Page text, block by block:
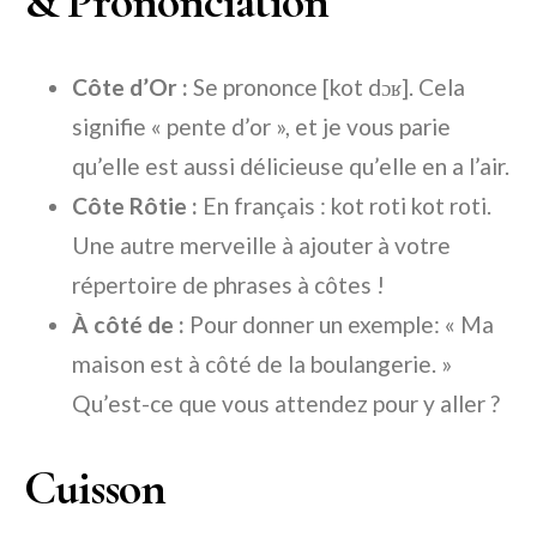
Côte d’Or : Se prononce [kot dɔʁ]. Cela
signifie « pente d’or », et je vous parie
qu’elle est aussi délicieuse qu’elle en a l’air.
Côte Rôtie : En français : kot roti kot roti.
Une autre merveille à ajouter à votre
répertoire de phrases à côtes !
À côté de : Pour donner un exemple: « Ma
maison est à côté de la boulangerie. »
Qu’est-ce que vous attendez pour y aller ?
Cuisson